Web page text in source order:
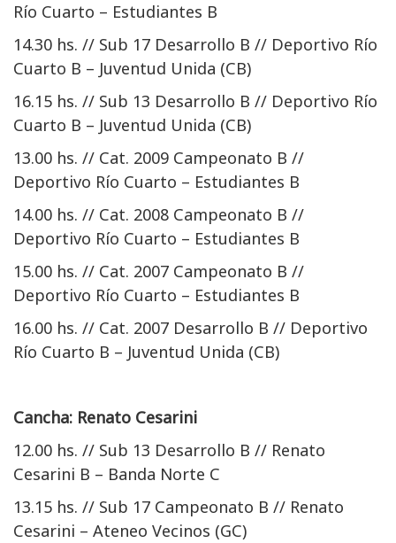
Río Cuarto – Estudiantes B
14.30 hs. // Sub 17 Desarrollo B // Deportivo Río
Cuarto B – Juventud Unida (CB)
16.15 hs. // Sub 13 Desarrollo B // Deportivo Río
Cuarto B – Juventud Unida (CB)
13.00 hs. // Cat. 2009 Campeonato B //
Deportivo Río Cuarto – Estudiantes B
14.00 hs. // Cat. 2008 Campeonato B //
Deportivo Río Cuarto – Estudiantes B
15.00 hs. // Cat. 2007 Campeonato B //
Deportivo Río Cuarto – Estudiantes B
16.00 hs. // Cat. 2007 Desarrollo B // Deportivo
Río Cuarto B – Juventud Unida (CB)
Cancha: Renato Cesarini
12.00 hs. // Sub 13 Desarrollo B // Renato
Cesarini B – Banda Norte C
13.15 hs. // Sub 17 Campeonato B // Renato
Cesarini – Ateneo Vecinos (GC)